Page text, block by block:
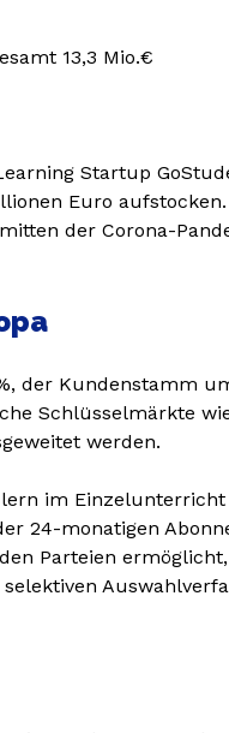
13,3 Mio.€
Startup
Euro
der Corona-
der Kundenstamm
Schlüsselmärkte
werden.
im
24-monatigen
Parteien